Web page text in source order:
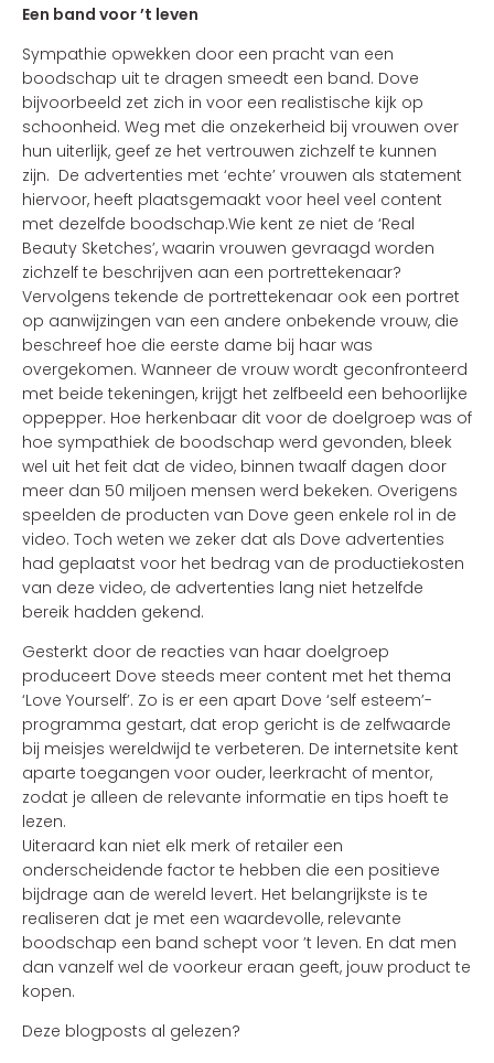
Een band voor ’t leven
Sympathie opwekken door een pracht van een
boodschap uit te dragen smeedt een band. Dove
bijvoorbeeld zet zich in voor een realistische kijk op
schoonheid. Weg met die onzekerheid bij vrouwen over
hun uiterlijk, geef ze het vertrouwen zichzelf te kunnen
zijn. De advertenties met ‘echte’ vrouwen als statement
hiervoor, heeft plaatsgemaakt voor heel veel content
met dezelfde boodschap.Wie kent ze niet de ‘Real
Beauty Sketches’, waarin vrouwen gevraagd worden
zichzelf te beschrijven aan een portrettekenaar?
Vervolgens tekende de portrettekenaar ook een portret
op aanwijzingen van een andere onbekende vrouw, die
beschreef hoe die eerste dame bij haar was
overgekomen. Wanneer de vrouw wordt geconfronteerd
met beide tekeningen, krijgt het zelfbeeld een behoorlijke
oppepper. Hoe herkenbaar dit voor de doelgroep was of
hoe sympathiek de boodschap werd gevonden, bleek
wel uit het feit dat de video, binnen twaalf dagen door
meer dan 50 miljoen mensen werd bekeken. Overigens
speelden de producten van Dove geen enkele rol in de
video. Toch weten we zeker dat als Dove advertenties
had geplaatst voor het bedrag van de productiekosten
van deze video, de advertenties lang niet hetzelfde
bereik hadden gekend.
Gesterkt door de reacties van haar doelgroep
produceert Dove steeds meer content met het thema
‘Love Yourself’. Zo is er een apart Dove ‘self esteem’-
programma gestart, dat erop gericht is de zelfwaarde
bij meisjes wereldwijd te verbeteren. De internetsite kent
aparte toegangen voor ouder, leerkracht of mentor,
zodat je alleen de relevante informatie en tips hoeft te
lezen.
Uiteraard kan niet elk merk of retailer een
onderscheidende factor te hebben die een positieve
bijdrage aan de wereld levert. Het belangrijkste is te
realiseren dat je met een waardevolle, relevante
boodschap een band schept voor ’t leven. En dat men
dan vanzelf wel de voorkeur eraan geeft, jouw product te
kopen.
Deze blogposts al gelezen?